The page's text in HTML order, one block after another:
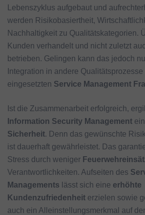
Lebenszyklus aufgebaut und
werden Risikobasiertheit,
Nachhaltigkeit zu Qualitätskategorien.
Kunden verhandelt und nicht zuletzt
betrieben. Gelingen kann das jedoch
Integration in andere
eingesetzten Service Management
Ist die Zusammenarbeit erfolgreich,
Information Security Management
Sicherheit. Denn das gewünschte
ist dauerhaft gewährleistet. Das
Stress durch weniger
Verantwortlichkeiten. Aufseiten des
Managements lässt sich eine erhöhte
Kundenzufriedenheit erzielen sowie
auch ein Alleinstellungsmerkmal auf